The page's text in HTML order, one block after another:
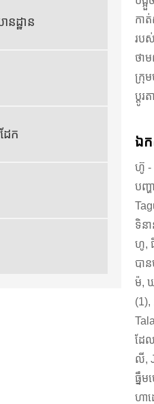
នដ្ឋាន
ែក
កា
រប
ថា
ក្រុ
ប្តូ
ឯ
ហ៊ូ -
បញ្ហ
ទិន
ហូ,
បា
ម៉, ឃ
(1),
ដែ
លី,
ធ្នឹម
ហាដ